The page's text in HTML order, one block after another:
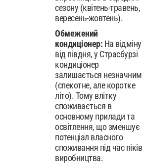
сезону (квітень-травень,
вересень-жовтень).
Обмежений
кондиціонер: На відміну
від півдня, у Страсбурзі
кондиціонер
залишається незначним
(спекотне, але коротке
літо). Тому влітку
споживається в
основному прилади та
освітлення, що зменшує
потенціал власного
споживання під час піків
виробництва.